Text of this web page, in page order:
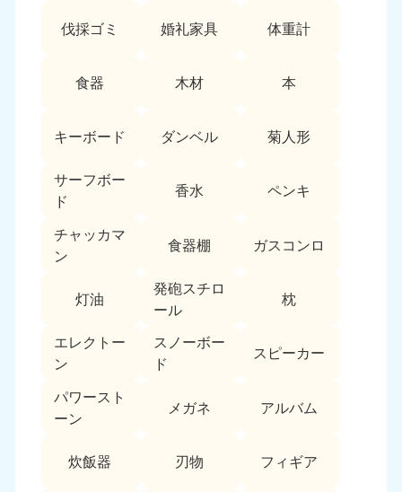
伐採ゴミ 婚礼家具 体重計
食器 木材 本
キーボード ダンベル 菊人形
サーフボー
ド
香水 ペンキ
チャッカマ
ン
食器棚 ガスコンロ
灯油
発砲スチロ
ール
枕
エレクトー
ン
スノーボー
ド
スピーカー
パワースト
ーン
メガネ アルバム
炊飯器 刃物 フィギア
静岡県 長野県
050-1881-5258
9:00〜19:00 年中無休
050-1881-5261
9:00〜19:00 年中無休
富山県
050-1881-5262
山梨県
050-1881-5263
9:00〜19:00 年中無休
近畿
050-1881-5250
9:00〜19:00 年中無休 9:00〜19:00 年中無休
奈良県
050-1881-5249
三重県
050-1881-5254